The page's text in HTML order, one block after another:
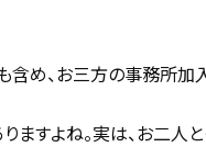
含め、お三方の事務所
りますよね。実は、お二